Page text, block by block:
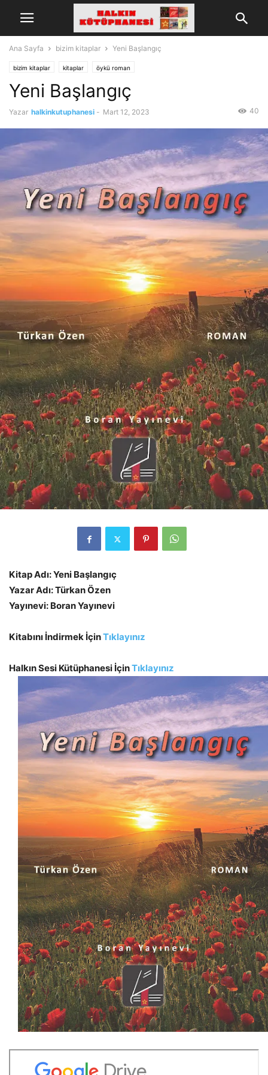
Ana Sayfa bizim kitaplar Yeni Başlangıç
bizim kitaplar kitaplar öykü roman
Yeni Başlangıç
Yazar halkinkutuphanesi - Mart 12, 2023 40
Kitap Adı: Yeni Başlangıç
Yazar Adı: Türkan Özen
Yayınevi: Boran Yayınevi
Kitabını İndirmek İçinTıklayınız
Halkın Sesi Kütüphanesi İçinTıklayınız